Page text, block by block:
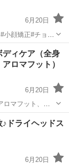
6月20日
小顔矯正#チョイ
ディケア（全身
ロマフット）
6月20日
ロマフット、ス
♪ドライヘッドス
6月20日